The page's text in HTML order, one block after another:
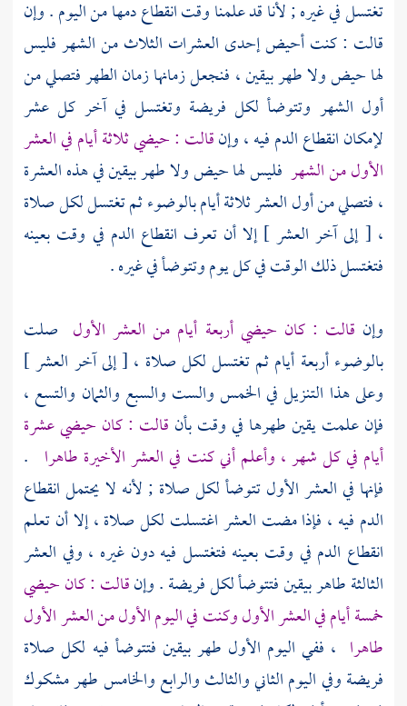
تغتسل في غيره ; لأنا قد علمنا وقت انقطاع دمها من اليوم . وإن
قالت : كنت أحيض إحدى العشرات الثلاث من الشهر فليس
لها حيض ولا طهر بيقين ، فنجعل زمانها زمان الطهر فتصلي من
أول الشهر وتتوضأ لكل فريضة وتغتسل في آخر كل عشر
لإمكان انقطاع الدم فيه ، وإنقالت : حيضي ثلاثة أيام في العشر
الأول من الشهر فليس لها حيض ولا طهر بيقين في هذه العشرة
، فتصلي من أول العشر ثلاثة أيام بالوضوء ثم تغتسل لكل صلاة
، [ إلى آخر العشر ] إلا أن تعرف انقطاع الدم في وقت بعينه
فتغتسل ذلك الوقت في كل يوم وتتوضأ في غيره .
وإن قالت : كان حيضي أربعة أيام من العشر الأول صلت
بالوضوء أربعة أيام ثم تغتسل لكل صلاة ، [ إلى آخر العشر ]
وعلى هذا التنزيل في الخمس والست والسبع والثمان والتسع ،
فإن علمت يقين طهرها في وقت بأن قالت : كان حيضي عشرة
أيام في كل شهر ، وأعلم أني كنت في العشر الأخيرة طاهرا .
فإنها في العشر الأول تتوضأ لكل صلاة ; لأنه لا يحتمل انقطاع
الدم فيه ، فإذا مضت العشر اغتسلت لكل صلاة ، إلا أن تعلم
انقطاع الدم في وقت بعينه فتغتسل فيه دون غيره ، وفي العشر
الثالثة طاهر بيقين فتتوضأ لكل فريضة . وإنقالت : كان حيضي
خمسة أيام في العشر الأول وكنت في اليوم الأول من العشر الأول
طاهرا ، ففي اليوم الأول طهر بيقين فتتوضأ فيه لكل صلاة
فريضة وفي اليوم الثاني والثالث والرابع والخامس طهر مشكوك